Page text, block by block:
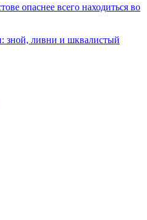
опаснее всего находиться во
зной, ливни и шквалистый